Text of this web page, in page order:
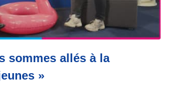
sommes allés à la
»